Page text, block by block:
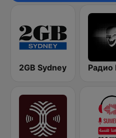
2GB Sydney